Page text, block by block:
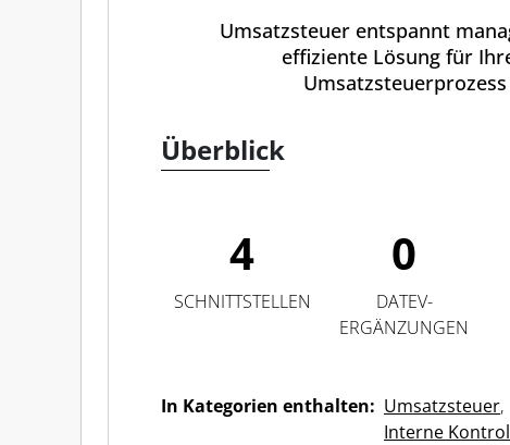
Umsatzsteuer entspannt
effiziente Lösung für
Umsatzsteuerprozess
Überblick
4
SCHNITTSTELLEN
0
DATEV-
ERGÄNZUNGEN
In Kategorien enthalten: Umsatzsteuer,
Interne